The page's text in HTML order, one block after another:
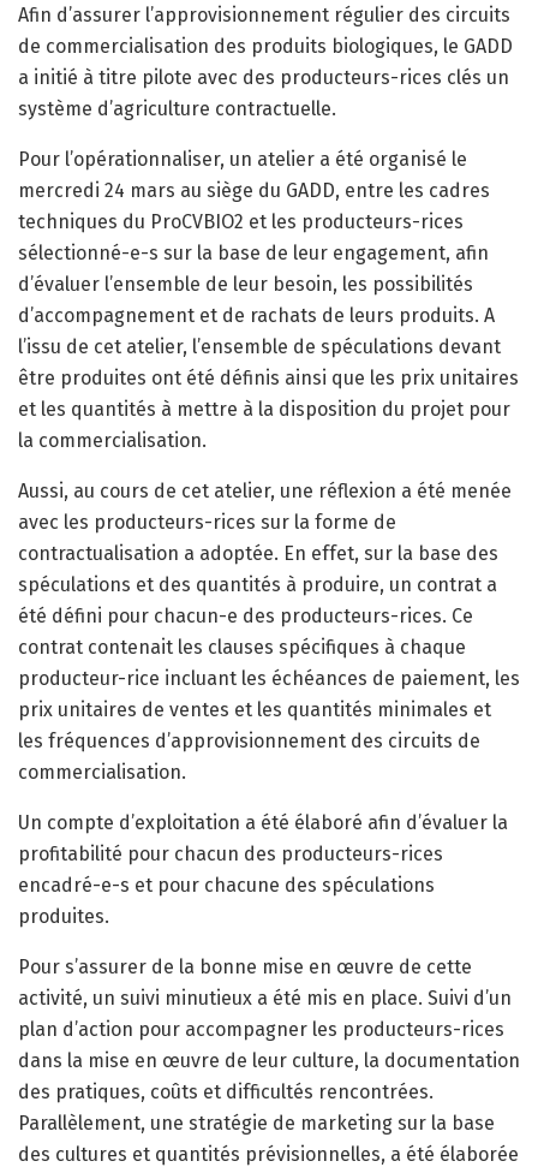
Afin d’assurer l’approvisionnement régulier des circuits
de commercialisation des produits biologiques, le GADD
a initié à titre pilote avec des producteurs-rices clés un
système d’agriculture contractuelle.
Pour l’opérationnaliser, un atelier a été organisé le
mercredi 24 mars au siège du GADD, entre les cadres
techniques du ProCVBIO2 et les producteurs-rices
sélectionné-e-s sur la base de leur engagement, afin
d’évaluer l’ensemble de leur besoin, les possibilités
d’accompagnement et de rachats de leurs produits. A
l’issu de cet atelier, l’ensemble de spéculations devant
être produites ont été définis ainsi que les prix unitaires
et les quantités à mettre à la disposition du projet pour
la commercialisation.
Aussi, au cours de cet atelier, une réflexion a été menée
avec les producteurs-rices sur la forme de
contractualisation a adoptée. En effet, sur la base des
spéculations et des quantités à produire, un contrat a
été défini pour chacun-e des producteurs-rices. Ce
contrat contenait les clauses spécifiques à chaque
producteur-rice incluant les échéances de paiement, les
prix unitaires de ventes et les quantités minimales et
les fréquences d’approvisionnement des circuits de
commercialisation.
Un compte d’exploitation a été élaboré afin d’évaluer la
profitabilité pour chacun des producteurs-rices
encadré-e-s et pour chacune des spéculations
produites.
Pour s’assurer de la bonne mise en œuvre de cette
activité, un suivi minutieux a été mis en place. Suivi d’un
plan d’action pour accompagner les producteurs-rices
dans la mise en œuvre de leur culture, la documentation
des pratiques, coûts et difficultés rencontrées.
Parallèlement, une stratégie de marketing sur la base
des cultures et quantités prévisionnelles, a été élaborée